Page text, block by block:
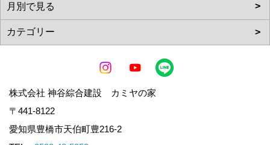
株式会社 神谷綜合建設 カミヤの家
〒441-8122
愛知県豊橋市天伯町豊216-2